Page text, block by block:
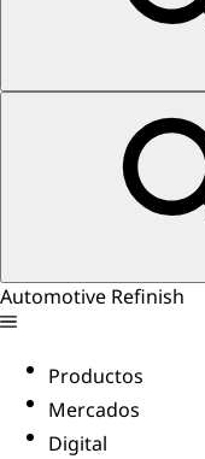
Automotive Refinish
Productos
Mercados
Digital